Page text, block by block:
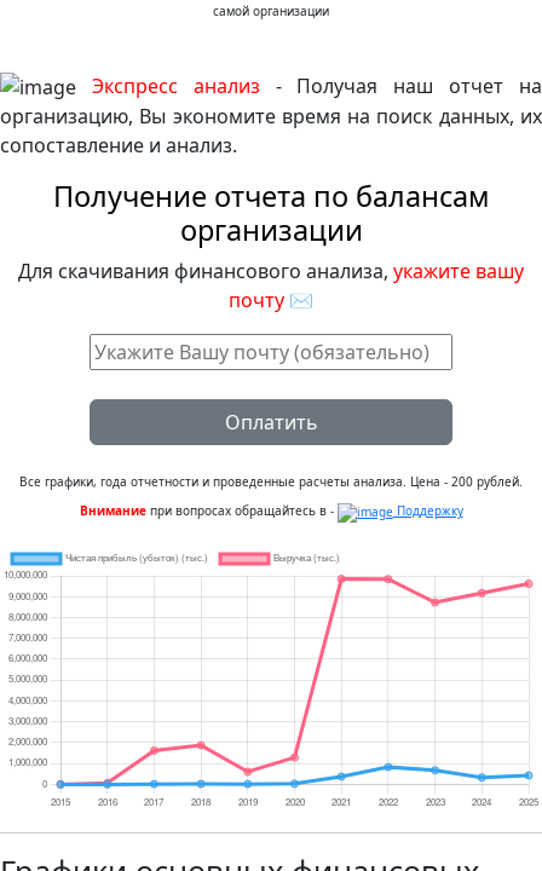
самой организации
Экспресс анализ - Получая наш отчет на
организацию, Вы экономите время на поиск данных, их
сопоставление и анализ.
Получение отчета по балансам
организации
Для скачивания финансового анализа, укажите вашу
почту ✉
Оплатить
Все графики, года отчетности и проведенные расчеты анализа. Цена - 200 рублей.
Внимание при вопросах обращайтесь в - Поддержку